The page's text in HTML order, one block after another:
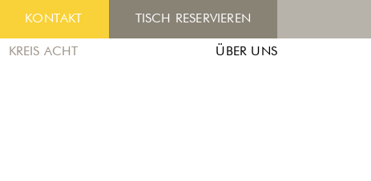
KONTAKT TISCH RESERVIEREN
KREIS ACHT ÜBER UNS